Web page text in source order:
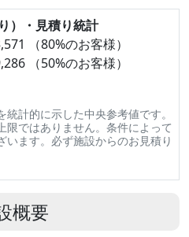
）・見積り統計
（80%のお客様）
（50%のお客様）
計的に示した中央参考値です。
限ではありません。条件によって
います。必ず施設からのお見積り
概要